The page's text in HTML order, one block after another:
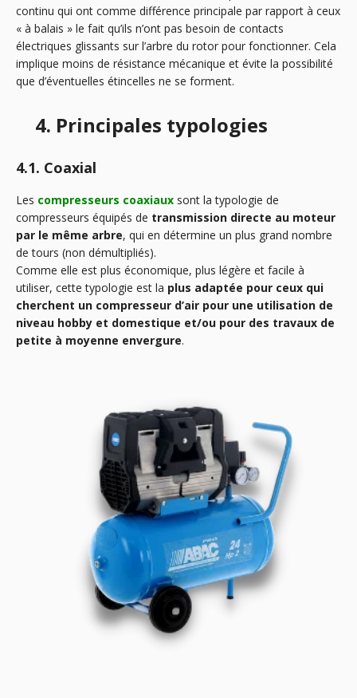
continu qui ont comme différence principale par rapport à ceux
« à balais » le fait qu’ils n’ont pas besoin de contacts
électriques glissants sur l’arbre du rotor pour fonctionner. Cela
implique moins de résistance mécanique et évite la possibilité
que d’éventuelles étincelles ne se forment.
4. Principales typologies
4.1. Coaxial
Les compresseurs coaxiaux sont la typologie de
compresseurs équipés de transmission directe au moteur
par le même arbre, qui en détermine un plus grand nombre
de tours (non démultipliés).
Comme elle est plus économique, plus légère et facile à
utiliser, cette typologie est la plus adaptée pour ceux qui
cherchent un compresseur d’air pour une utilisation de
niveau hobby et domestique et/ou pour des travaux de
petite à moyenne envergure.